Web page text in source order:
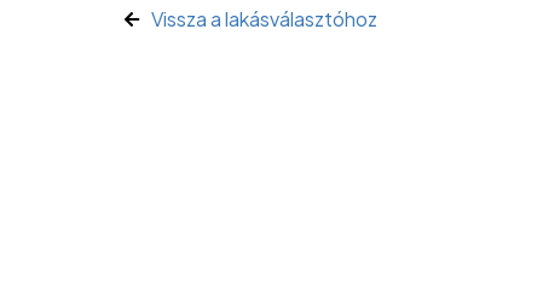
Vissza a lakásválasztóhoz